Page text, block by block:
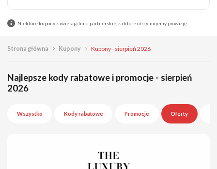
Niektóre kupony zawierają linki partnerskie, za które otrzymujemy prowizję.
Strona główna Kupony Kupony - sierpień 2026
Najlepsze kody rabatowe i promocje - sierpień
2026
Wszystko Kody rabatowe Promocje Oferty